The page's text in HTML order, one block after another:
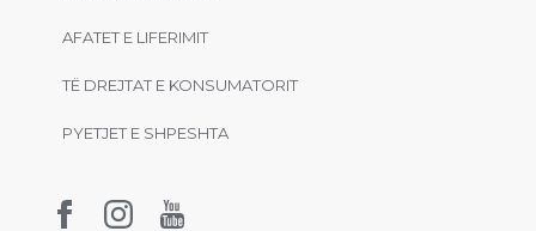
AFATET E LIFERIMIT
TË DREJTAT E KONSUMATORIT
PYETJET E SHPESHTA